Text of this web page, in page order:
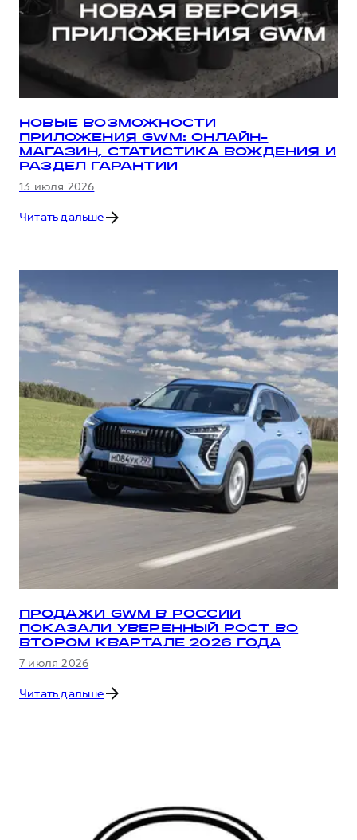
НОВЫЕ ВОЗМОЖНОСТИ
ПРИЛОЖЕНИЯ GWM: ОНЛАЙН-
МАГАЗИН, СТАТИСТИКА ВОЖДЕНИЯ И
РАЗДЕЛ ГАРАНТИИ
13 июля 2026
Читать дальше
ПРОДАЖИ GWM В РОССИИ
ПОКАЗАЛИ УВЕРЕННЫЙ РОСТ ВО
ВТОРОМ КВАРТАЛЕ 2026 ГОДА
7 июля 2026
Читать дальше